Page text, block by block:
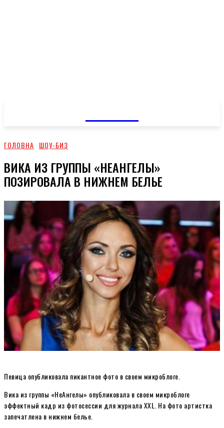
ГОЛОВНА ШОУ-БИЗ
ВИКА ИЗ ГРУППЫ «НЕАНГЕЛЫ»
ПОЗИРОВАЛА В НИЖНЕМ БЕЛЬЕ
Певица опубликовала пикантное фото в своем микроблоге.
Вика из группы «НеАнгелы» опубликовала в своем микроблоге
эффектный кадр из фотосессии для журнала XXL. На фото артистка
запечатлена в нижнем белье.